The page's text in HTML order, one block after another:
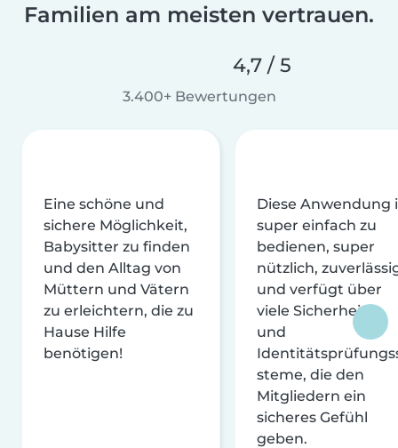
Familien am meisten vertrauen.
4,7 / 5
3.400+ Bewertungen
Eine schöne und
sichere Möglichkeit,
Babysitter zu finden
und den Alltag von
Müttern und Vätern
zu erleichtern, die zu
Hause Hilfe
benötigen!
Diese Anwendung
super einfach zu
bedienen, super
nützlich,
und verfügt über
viele Sicherheits-
und
steme, die den
Mitgliedern ein
sicheres Gefühl
geben.